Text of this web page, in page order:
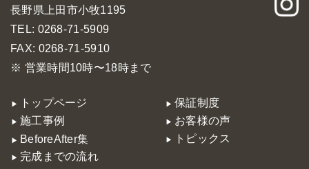
長野県上田市小牧1195
TEL: 0268-71-5909
FAX: 0268-71-5910
※ 営業時間10時〜18時まで
トップページ
施工事例
BeforeAfter集
完成までの流れ
保証制度
お客様の声
トピックス